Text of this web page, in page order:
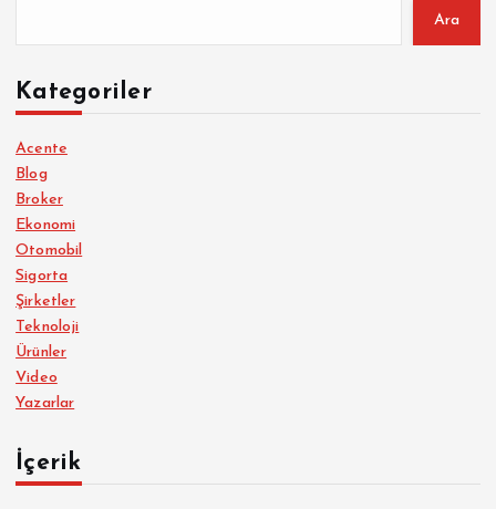
Ara
Kategoriler
Acente
Blog
Broker
Ekonomi
Otomobil
Sigorta
Şirketler
Teknoloji
Ürünler
Video
Yazarlar
İçerik